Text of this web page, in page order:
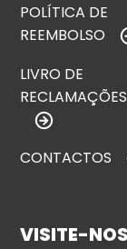
POLÍTICA DE
REEMBOLSO
LIVRO DE
RECLAMAÇÕES
CONTACTOS
VISITE-NOS